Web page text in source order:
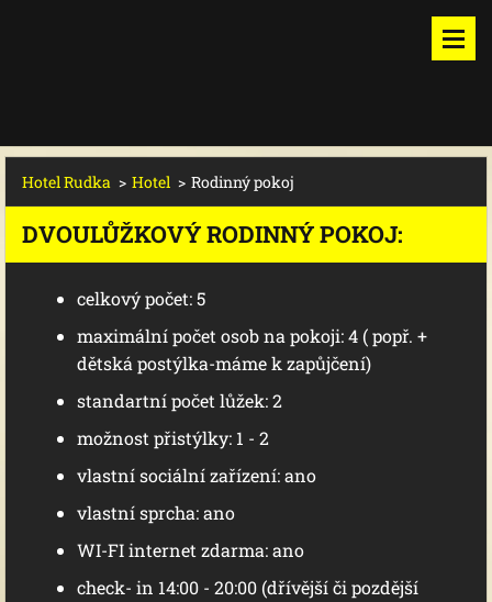
Hotel Rudka > Hotel > Rodinný pokoj
DVOULŮŽKOVÝ RODINNÝ POKOJ:
celkový počet: 5
maximální počet osob na pokoji: 4 ( popř. +
dětská postýlka-máme k zapůjčení)
standartní počet lůžek: 2
možnost přistýlky: 1 - 2
vlastní sociální zařízení: ano
vlastní sprcha: ano
WI-FI internet zdarma: ano
check- in 14:00 - 20:00 (dřívější či pozdější